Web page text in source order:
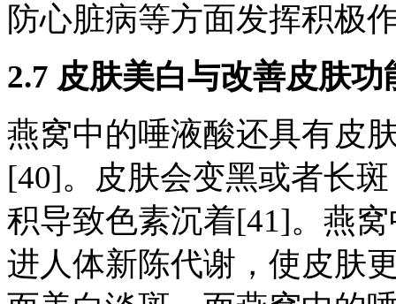
防心脏病等方面发挥积极
2.7 皮肤美白与改善皮肤功
燕窝中的唾液酸还具有皮
[40]。皮肤会变黑或者长
积导致色素沉着[41]。燕
进人体新陈代谢，使皮肤